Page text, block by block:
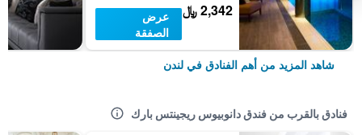
2,342 ﷼
عرض
الصفقة
شاهد المزيد من أهم الفنادق في لندن
فنادق بالقرب من فندق دانوبيوس ريجينتس بارك